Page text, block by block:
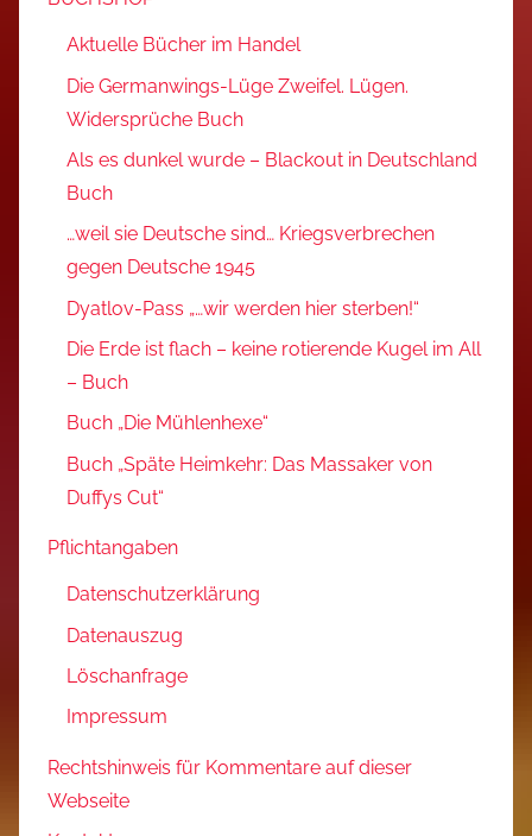
Aktuelle Bücher im Handel
Die Germanwings-Lüge Zweifel. Lügen.
Widersprüche Buch
Als es dunkel wurde – Blackout in Deutschland
Buch
…weil sie Deutsche sind… Kriegsverbrechen
gegen Deutsche 1945
Dyatlov-Pass „…wir werden hier sterben!“
Die Erde ist flach – keine rotierende Kugel im All
– Buch
Buch „Die Mühlenhexe“
Buch „Späte Heimkehr: Das Massaker von
Duffys Cut“
Pflichtangaben
Datenschutzerklärung
Datenauszug
Löschanfrage
Impressum
Rechtshinweis für Kommentare auf dieser
Webseite